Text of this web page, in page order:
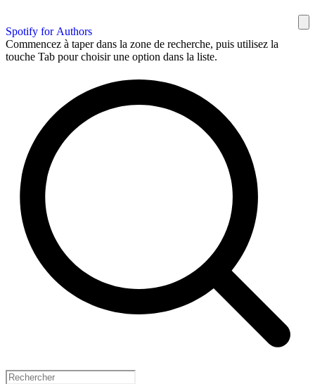
Spotify for Authors
Commencez à taper dans la zone de recherche, puis utilisez la
touche Tab pour choisir une option dans la liste.